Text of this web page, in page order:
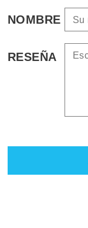
NOMBRE
RESEÑA